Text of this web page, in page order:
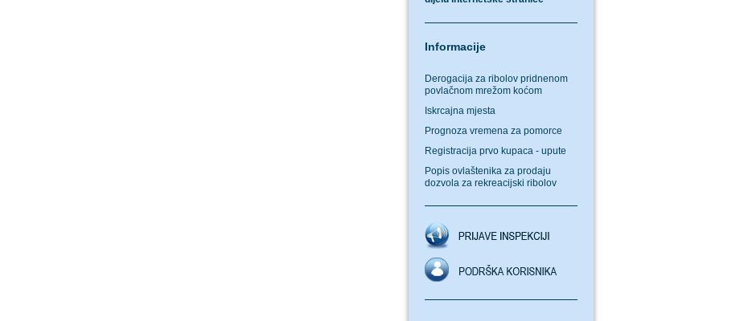
Informacije
Derogacija za ribolov pridnenom
povlačnom mrežom koćom
Iskrcajna mjesta
Prognoza vremena za pomorce
Registracija prvo kupaca - upute
Popis ovlaštenika za prodaju
dozvola za rekreacijski ribolov